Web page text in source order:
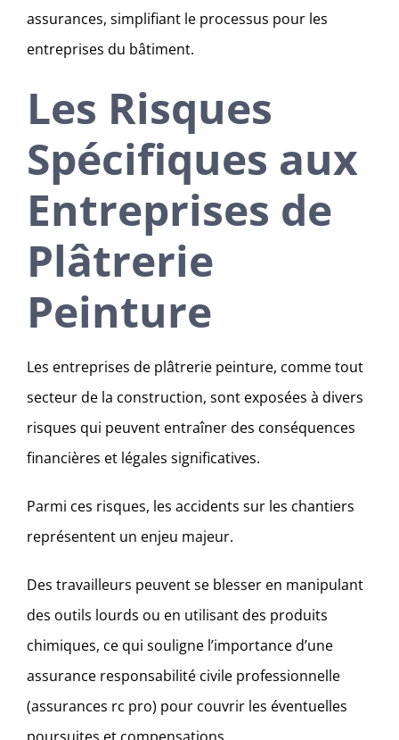
assurances, simplifiant le processus pour les
entreprises du bâtiment.
Les Risques
Spécifiques aux
Entreprises de
Plâtrerie
Peinture
Les entreprises de plâtrerie peinture, comme tout
secteur de la construction, sont exposées à divers
risques qui peuvent entraîner des conséquences
financières et légales significatives.
Parmi ces risques, les accidents sur les chantiers
représentent un enjeu majeur.
Des travailleurs peuvent se blesser en manipulant
des outils lourds ou en utilisant des produits
chimiques, ce qui souligne l’importance d’une
assurance responsabilité civile professionnelle
(assurances rc pro) pour couvrir les éventuelles